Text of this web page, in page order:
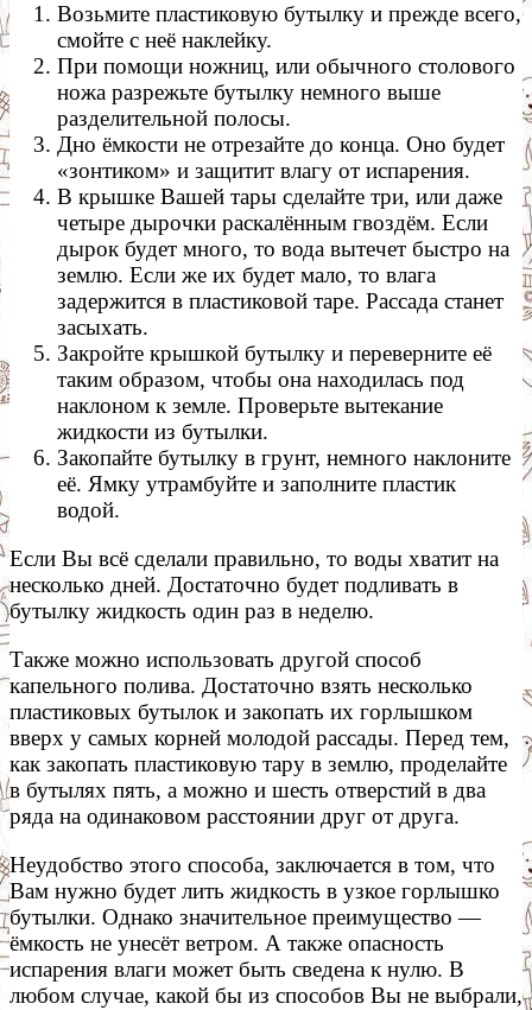
Возьмите пластиковую бутылку и прежде всего,
смойте с неё наклейку.
При помощи ножниц, или обычного столового
ножа разрежьте бутылку немного выше
разделительной полосы.
Дно ёмкости не отрезайте до конца. Оно будет
«зонтиком» и защитит влагу от испарения.
В крышке Вашей тары сделайте три, или даже
четыре дырочки раскалённым гвоздём. Если
дырок будет много, то вода вытечет быстро на
землю. Если же их будет мало, то влага
задержится в пластиковой таре. Рассада станет
засыхать.
Закройте крышкой бутылку и переверните её
таким образом, чтобы она находилась под
наклоном к земле. Проверьте вытекание
жидкости из бутылки.
Закопайте бутылку в грунт, немного наклоните
её. Ямку утрамбуйте и заполните пластик
водой.
Если Вы всё сделали правильно, то воды хватит на
несколько дней. Достаточно будет подливать в
бутылку жидкость один раз в неделю.
Также можно использовать другой способ
капельного полива. Достаточно взять несколько
пластиковых бутылок и закопать их горлышком
вверх у самых корней молодой рассады. Перед тем,
как закопать пластиковую тару в землю, проделайте
в бутылях пять, а можно и шесть отверстий в два
ряда на одинаковом расстоянии друг от друга.
Неудобство этого способа, заключается в том, что
Вам нужно будет лить жидкость в узкое горлышко
бутылки. Однако значительное преимущество —
ёмкость не унесёт ветром. А также опасность
испарения влаги может быть сведена к нулю. В
любом случае, какой бы из способов Вы не выбрали,